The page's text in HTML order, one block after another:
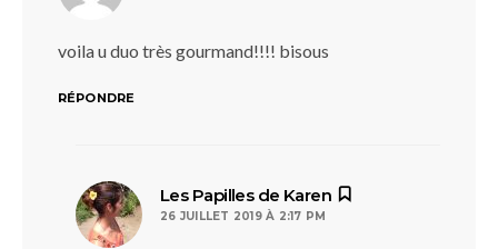
voila u duo très gourmand!!!! bisous
RÉPONDRE
Les Papilles de Karen
26 JUILLET 2019 À 2:17 PM